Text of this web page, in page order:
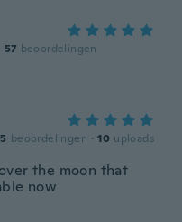
57 beoordelingen
beoordelingen · 10 uploads
the moon that
now